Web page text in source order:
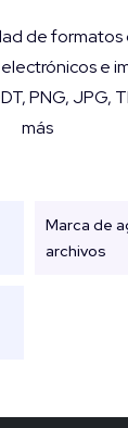
de formatos
e
PNG, JPG,
más
Marca de
archivos